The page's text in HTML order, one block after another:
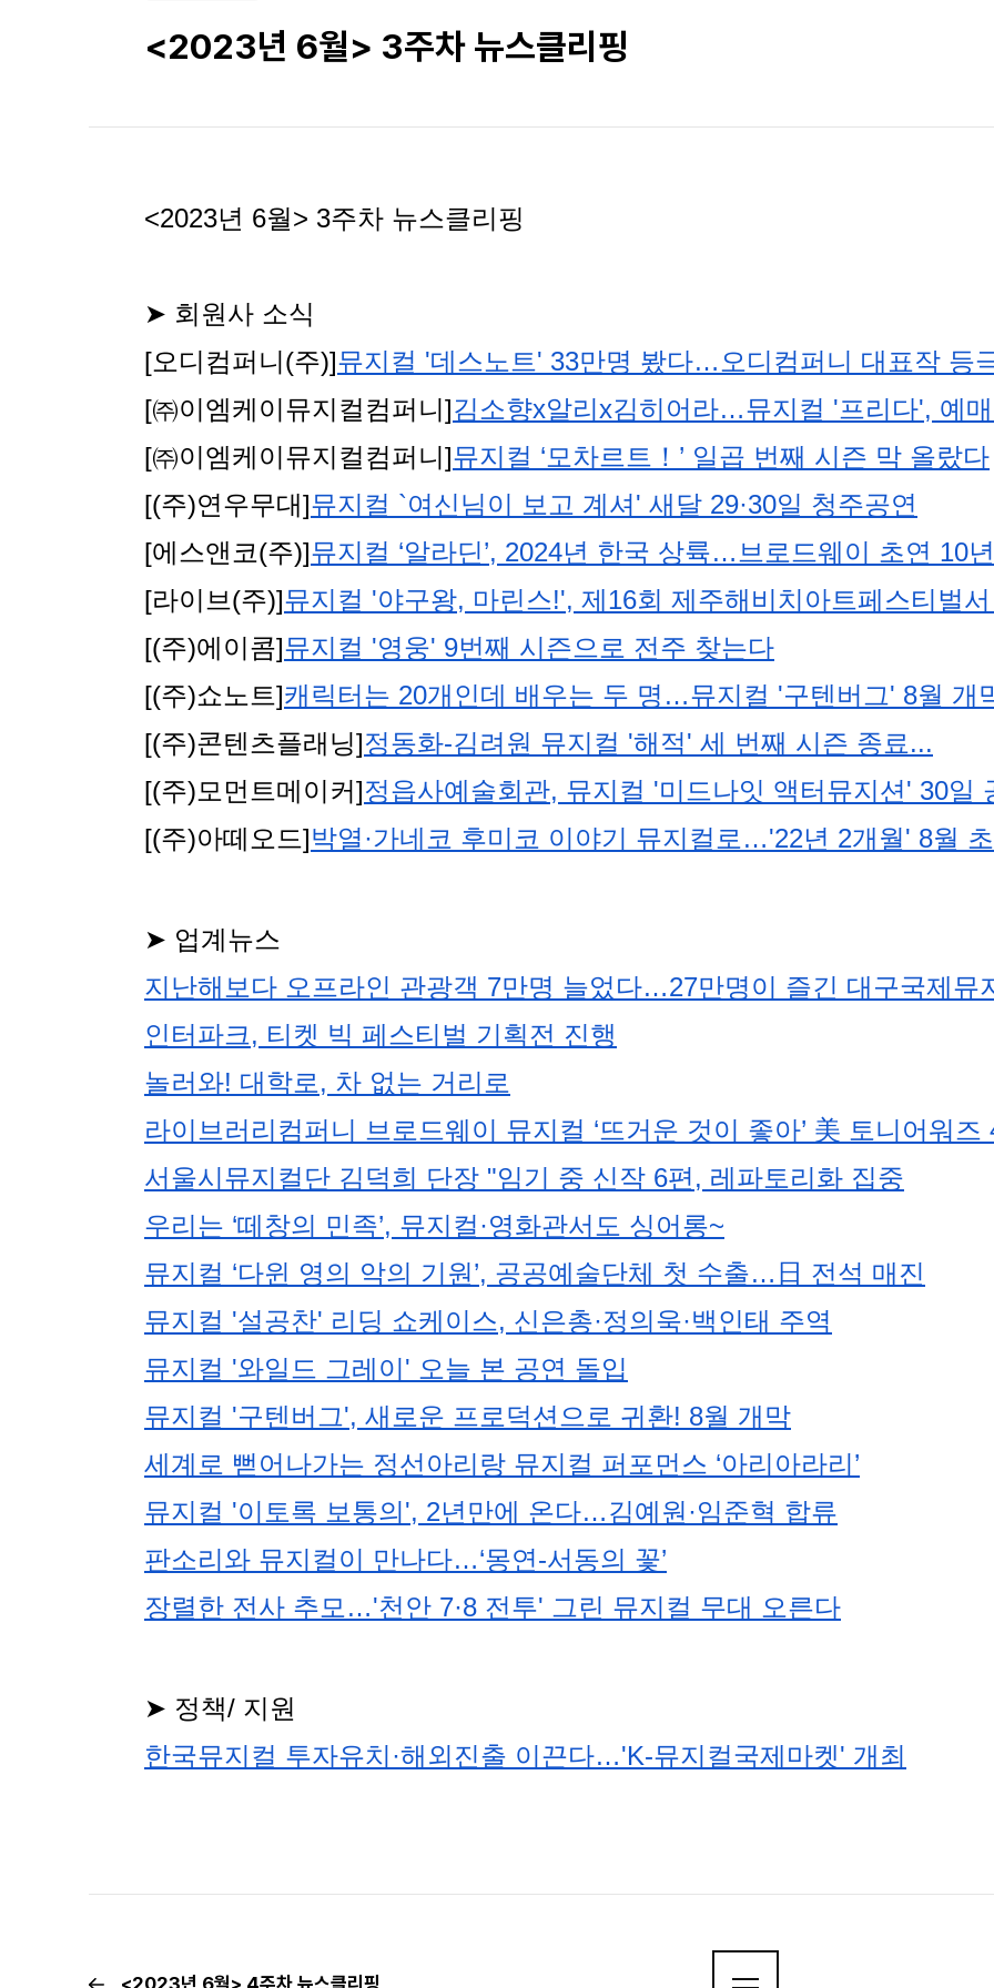
<2023년 6월> 3주차 뉴스클리핑
<2023년 6월> 3주차 뉴스클리핑
➤ 회원사 소식
[오디컴퍼니(주)]뮤지컬 '데스노트' 33만명 봤다…오디컴퍼니 대표작 등
[㈜이엠케이뮤지컬컴퍼니]김소향x알리x김히어라…뮤지컬 '프리다', 예
[㈜이엠케이뮤지컬컴퍼니]뮤지컬 ‘모차르트！’ 일곱 번째 시즌 막 올랐다
[(주)연우무대]뮤지컬 `여신님이 보고 계셔' 새달 29·30일 청주공연
[에스앤코(주)]뮤지컬 ‘알라딘’, 2024년 한국 상륙…브로드웨이 초연 10
[라이브(주)]뮤지컬 '야구왕, 마린스!', 제16회 제주해비치아트페스티벌
[(주)에이콤]뮤지컬 '영웅' 9번째 시즌으로 전주 찾는다
[(주)쇼노트]캐릭터는 20개인데 배우는 두 명…뮤지컬 '구텐버그' 8월 개
[(주)콘텐츠플래닝]정동화-김려원 뮤지컬 '해적' 세 번째 시즌 종료...
[(주)모먼트메이커]정읍사예술회관, 뮤지컬 '미드나잇 액터뮤지션' 30일
[(주)아떼오드]박열·가네코 후미코 이야기 뮤지컬로…'22년 2개월' 8월
➤ 업계뉴스
지난해보다 오프라인 관광객 7만명 늘었다…27만명이 즐긴 대구국제뮤
인터파크, 티켓 빅 페스티벌 기획전 진행
놀러와! 대학로, 차 없는 거리로
라이브러리컴퍼니 브로드웨이 뮤지컬 ‘뜨거운 것이 좋아’ 美 토니어워즈
서울시뮤지컬단 김덕희 단장 "임기 중 신작 6편, 레파토리화 집중
우리는 ‘떼창의 민족’, 뮤지컬·영화관서도 싱어롱~
뮤지컬 ‘다윈 영의 악의 기원’, 공공예술단체 첫 수출…日 전석 매진
뮤지컬 '설공찬' 리딩 쇼케이스, 신은총·정의욱·백인태 주역
뮤지컬 '와일드 그레이' 오늘 본 공연 돌입
뮤지컬 '구텐버그', 새로운 프로덕션으로 귀환! 8월 개막
세계로 뻗어나가는 정선아리랑 뮤지컬 퍼포먼스 ‘아리아라리’
뮤지컬 '이토록 보통의', 2년만에 온다…김예원·임준혁 합류
판소리와 뮤지컬이 만나다…‘몽연-서동의 꽃’
장렬한 전사 추모…'천안 7·8 전투' 그린 뮤지컬 무대 오른다
➤ 정책/ 지원
한국뮤지컬 투자유치·해외진출 이끈다…'K-뮤지컬국제마켓' 개최
<2023년 6월> 4주차 뉴스클리핑